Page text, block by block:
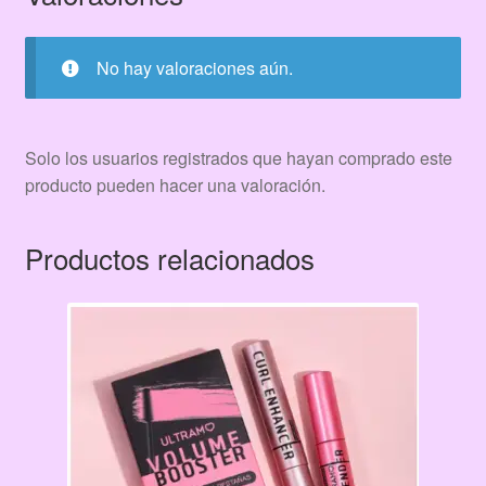
No hay valoraciones aún.
Solo los usuarios registrados que hayan comprado este
producto pueden hacer una valoración.
Productos relacionados